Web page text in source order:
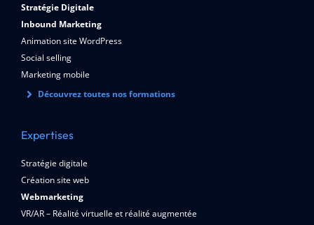
Stratégie Digitale
Inbound Marketing
Animation site WordPress
Social selling
Marketing mobile
Découvrez toutes nos formations
Expertises
Stratégie digitale
Création site web
Webmarketing
VR/AR – Réalité virtuelle et réalité augmentée